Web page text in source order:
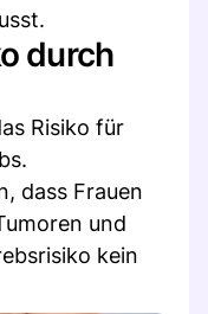
durch
Risiko für
dass Frauen
und
kein